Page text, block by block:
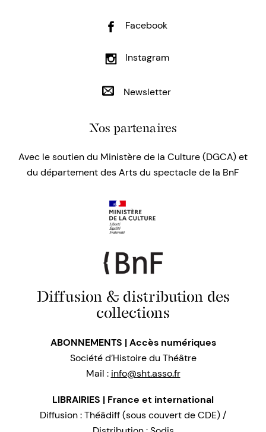
Facebook
Instagram
Newsletter
Nos partenaires
Avec le soutien du Ministère de la Culture (DGCA) et
du département des Arts du spectacle de la BnF
Diffusion & distribution des
collections
ABONNEMENTS | Accès numériques
Société d’Histoire du Théâtre
Mail : info@sht.asso.fr
LIBRAIRIES | France et international
Diffusion : Théâdiff (sous couvert de CDE) /